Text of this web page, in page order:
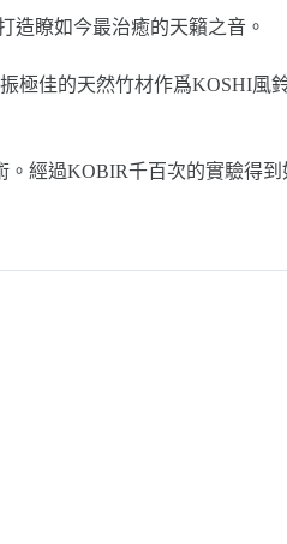
造瞭如今最治癒的天籟之音。
佳的天然竹材作爲KOSHI風
經過KOBIR千百次的實驗得到